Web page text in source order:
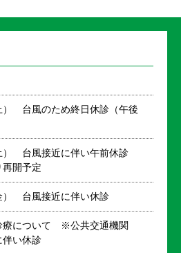
） 台風のため終日休診（午後
） 台風接近に伴い午前休診
開予定
） 台風接近に伴い休診
療について ※公共交通機関
伴い休診